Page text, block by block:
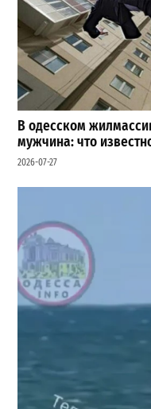
В одесском
мужчина: что
2026-07-27